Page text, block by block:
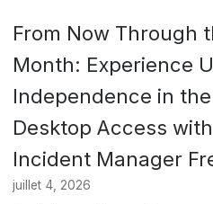
From Now Through
Month: Experience
Independence in
Desktop Access
Incident Manager
juillet 4, 2026